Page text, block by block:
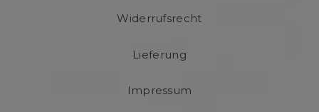
Widerrufsrecht
Lieferung
Impressum